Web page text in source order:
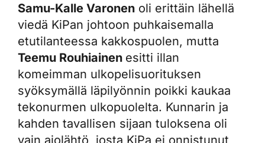
Samu-Kalle Varonen oli erittäin lähellä
viedä KiPan johtoon puhkaisemalla
etutilanteessa kakkospuolen, mutta
Teemu Rouhiainen esitti illan
komeimman ulkopelisuorituksen
syöksymällä läpilyönnin poikki kaukaa
tekonurmen ulkopuolelta. Kunnarin ja
kahden tavallisen sijaan tuloksena oli
vain ajolähtö, josta KiPa ei onnistunut